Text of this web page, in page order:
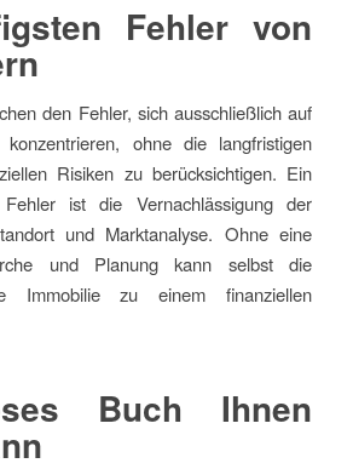
Fehler von
den Fehler, sich ausschließlich auf
ohne die langfristigen
Risiken zu berücksichtigen. Ein
ist die Vernachlässigung der
und Marktanalyse. Ohne eine
und Planung kann selbst die
Immobilie zu einem finanziellen
Buch Ihnen